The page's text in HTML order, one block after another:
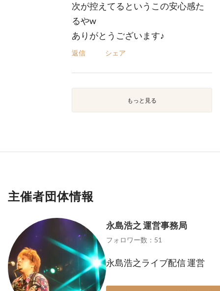
次が控えてるというこの安心感た
るやw
ありがとうございます♪
返信 シェア
もっと見る
主催者団体情報
永島浩之 運営事務局
フォロワー数：51
永島浩之ライブ配信 運営